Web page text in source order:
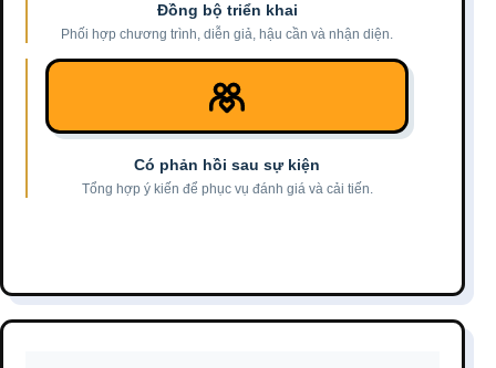
Đồng bộ triển khai
Phối hợp chương trình, diễn giả, hậu cần và nhận diện.
Có phản hồi sau sự kiện
Tổng hợp ý kiến để phục vụ đánh giá và cải tiến.